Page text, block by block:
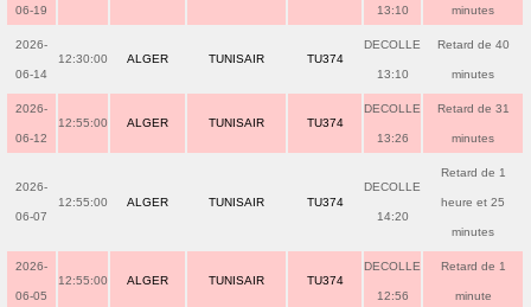
06-19 13:10 minutes
2026-
06-14
12:30:00 ALGER TUNISAIR TU374
DECOLLE
13:10
Retard de 40
minutes
2026-
06-12
12:55:00 ALGER TUNISAIR TU374
DECOLLE
13:26
Retard de 31
minutes
2026-
06-07
12:55:00 ALGER TUNISAIR TU374
DECOLLE
14:20
Retard de 1
heure et 25
minutes
2026-
06-05
12:55:00 ALGER TUNISAIR TU374
DECOLLE
12:56
Retard de 1
minute